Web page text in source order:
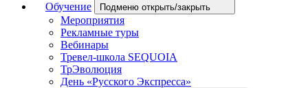
Обучение
Подменю открыть/закрыть
Мероприятия
Рекламные туры
Вебинары
Тревел-школа SEQUOIA
ТрЭволюция
День «Русского Экспресса»